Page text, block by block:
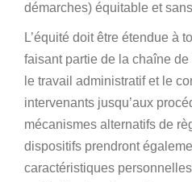
démarches) équitable et
L’équité doit être étendue à
faisant partie de la chaîne
le travail administratif et le
intervenants jusqu’aux
mécanismes alternatifs de
dispositifs prendront
caractéristiques